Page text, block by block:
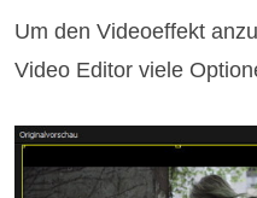
Um den Videoeffekt
Video Editor viele